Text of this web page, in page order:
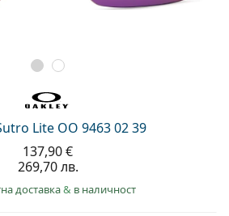
Lite OO 9463 02 39
137,90 €
269,70 лв.
доставка& в наличност